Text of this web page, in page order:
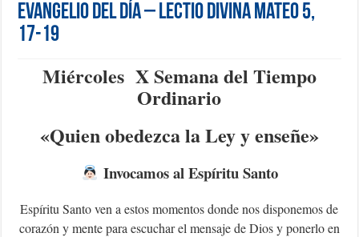
Evangelio del día – Lectio Divina Mateo 5,
17-19
Miércoles X Semana del Tiempo
Ordinario
«Quien obedezca la Ley y enseñe»
Invocamos al Espíritu Santo
Espíritu Santo ven a estos momentos donde nos disponemos de
corazón y mente para escuchar el mensaje de Dios y ponerlo en